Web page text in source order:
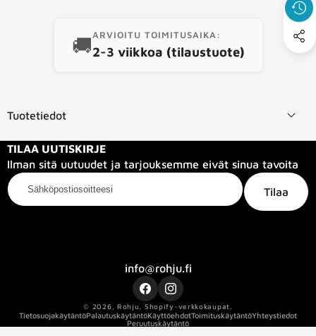
🚚ARVIOITU TOIMITUSAIKA:
2-3 viikkoa (tilaustuote)
Tuotetiedot
TILAA UUTISKIRJE
Ilman sitä uutuudet ja tarjouksemme eivät sinua tavoita
Sähköpostiosoitteesi
Tilaa
info@rohju.fi
FacebookInstagram
© 2026, Rohju Shopify-verkkokaupat.
TietosuojakäytäntöPalautuskäytäntöKäyttöehdotToimituskäytäntöYhteystiedot
Peruutuskäytäntö